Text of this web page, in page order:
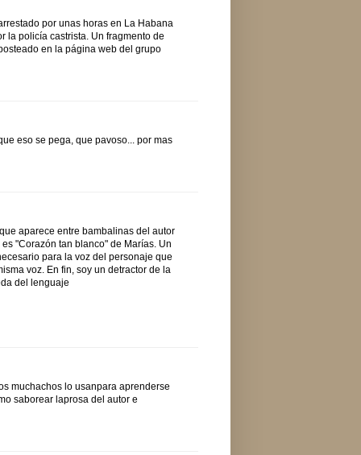
por unas horas en La Habana
la policía castrista. Un fragmento de
en la página web del grupo
eso se pega, que pavoso... por mas
aparece entre bambalinas del autor
"Corazón tan blanco" de Marías. Un
para la voz del personaje que
voz. En fin, soy un detractor de la
del lenguaje
muchachos lo usanpara aprenderse
saborear laprosa del autor e